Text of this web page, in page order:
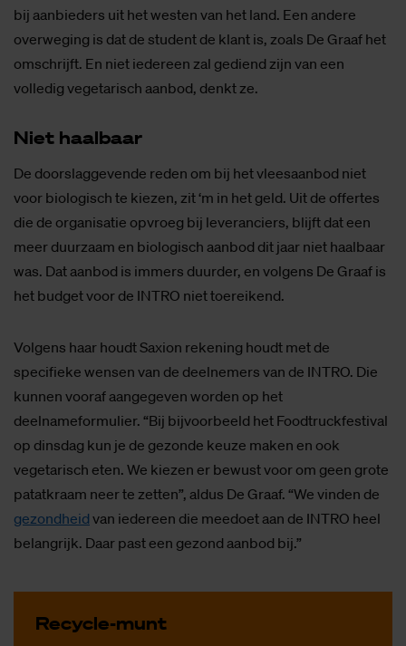
bij aanbieders uit het westen van het land. Een andere
overweging is dat de student de klant is, zoals De Graaf het
omschrijft. En niet iedereen zal gediend zijn van een
volledig vegetarisch aanbod, denkt ze.
Niet haal­baar
De doorslaggevende reden om bij het vleesaanbod niet
voor biologisch te kiezen, zit ‘m in het geld. Uit de offertes
die de organisatie opvroeg bij leveranciers, blijft dat een
meer duurzaam en biologisch aanbod dit jaar niet haalbaar
was. Dat aanbod is immers duurder, en volgens De Graaf is
het budget voor de INTRO niet toereikend.
Volgens haar houdt Saxion rekening houdt met de
specifieke wensen van de deelnemers van de INTRO. Die
kunnen vooraf aangegeven worden op het
deelnameformulier. “Bij bijvoorbeeld het Foodtruckfestival
op dinsdag kun je de gezonde keuze maken en ook
vegetarisch eten. We kiezen er bewust voor om geen grote
patatkraam neer te zetten”, aldus De Graaf. “We vinden de
gezondheid van iedereen die meedoet aan de INTRO heel
belangrijk. Daar past een gezond aanbod bij.”
Re­cy­cle-munt